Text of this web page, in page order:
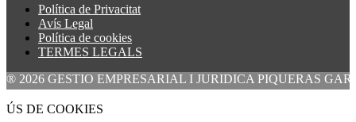
Política de Privacitat
Avís Legal
Política de cookies
TERMES LEGALS
EMPRESARIAL I JURIDICA PIQUERAS GARCIA, S.L.
ÚS DE COOKIES